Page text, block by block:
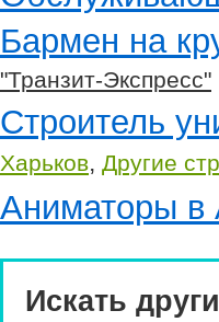
Бармен на
"Транзит-Экспресс"
Строитель
Харьков, Другие
Аниматоры в
Искать